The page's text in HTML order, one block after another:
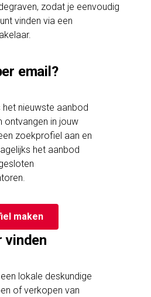
zodat je eenvoudig
vinden via een
email?
het nieuwste aanbod
ontvangen in jouw
zoekprofiel aan en
het aanbod
maken
vinden
lokale deskundige
of verkopen van